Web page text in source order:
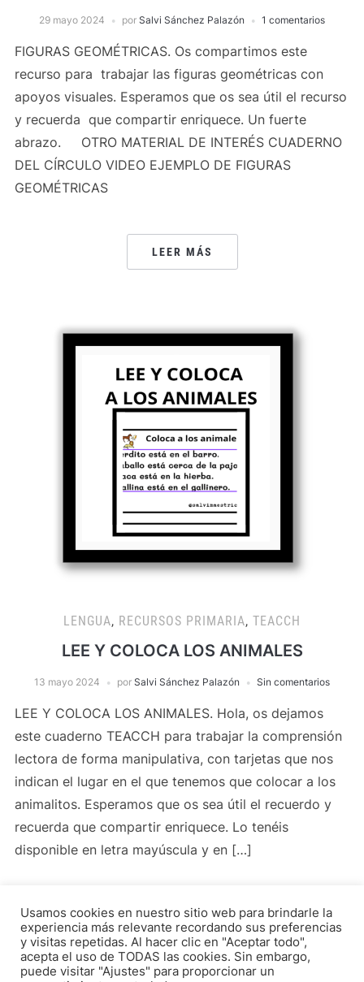
29 mayo 2024 por Salvi Sánchez Palazón 1 comentarios
FIGURAS GEOMÉTRICAS. Os compartimos este
recurso para trabajar las figuras geométricas con
apoyos visuales. Esperamos que os sea útil el recurso
y recuerda que compartir enriquece. Un fuerte
abrazo. OTRO MATERIAL DE INTERÉS CUADERNO
DEL CÍRCULO VIDEO EJEMPLO DE FIGURAS
GEOMÉTRICAS
LEER MÁS
LENGUA, RECURSOS PRIMARIA, TEACCH
LEE Y COLOCA LOS ANIMALES
13 mayo 2024 por Salvi Sánchez Palazón Sin comentarios
LEE Y COLOCA LOS ANIMALES. Hola, os dejamos
este cuaderno TEACCH para trabajar la comprensión
lectora de forma manipulativa, con tarjetas que nos
indican el lugar en el que tenemos que colocar a los
animalitos. Esperamos que os sea útil el recuerdo y
recuerda que compartir enriquece. Lo tenéis
disponible en letra mayúscula y en […]
LEER MÁS
Usamos cookies en nuestro sitio web para brindarle la
experiencia más relevante recordando sus preferencias
y visitas repetidas. Al hacer clic en "Aceptar todo",
acepta el uso de TODAS las cookies. Sin embargo,
puede visitar "Ajustes" para proporcionar un